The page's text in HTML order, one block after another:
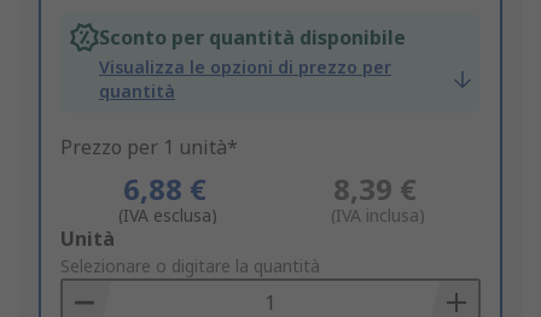
Sconto per quantità disponibile
Visualizza le opzioni di prezzo per
quantità
Prezzo per 1 unità*
6,88 €
(IVA esclusa)
8,39 €
(IVA inclusa)
Add
to
Basket
Unità
Selezionare o digitare la quantità